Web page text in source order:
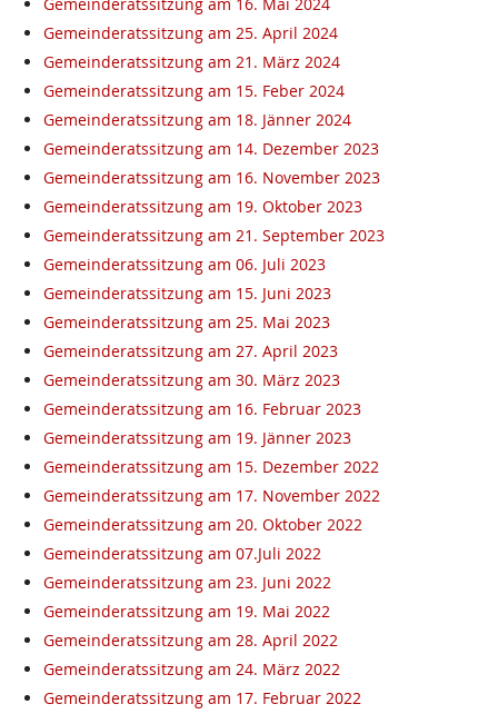
Gemeinderatssitzung am 25. April 2024
Gemeinderatssitzung am 21. März 2024
Gemeinderatssitzung am 15. Feber 2024
Gemeinderatssitzung am 18. Jänner 2024
Gemeinderatssitzung am 14. Dezember 2023
Gemeinderatssitzung am 16. November 2023
Gemeinderatssitzung am 19. Oktober 2023
Gemeinderatssitzung am 21. September 2023
Gemeinderatssitzung am 06. Juli 2023
Gemeinderatssitzung am 15. Juni 2023
Gemeinderatssitzung am 25. Mai 2023
Gemeinderatssitzung am 27. April 2023
Gemeinderatssitzung am 30. März 2023
Gemeinderatssitzung am 16. Februar 2023
Gemeinderatssitzung am 19. Jänner 2023
Gemeinderatssitzung am 15. Dezember 2022
Gemeinderatssitzung am 17. November 2022
Gemeinderatssitzung am 20. Oktober 2022
Gemeinderatssitzung am 07.Juli 2022
Gemeinderatssitzung am 23. Juni 2022
Gemeinderatssitzung am 19. Mai 2022
Gemeinderatssitzung am 28. April 2022
Gemeinderatssitzung am 24. März 2022
Gemeinderatssitzung am 17. Februar 2022